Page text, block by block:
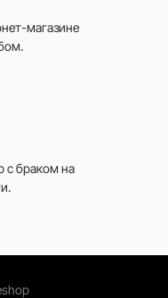
магазине
с браком на